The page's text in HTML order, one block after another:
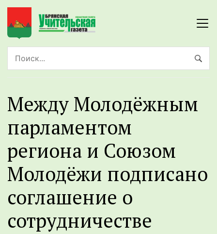
Между Молодёжным
парламентом
региона и Союзом
Молодёжи подписано
соглашение о
сотрудничестве